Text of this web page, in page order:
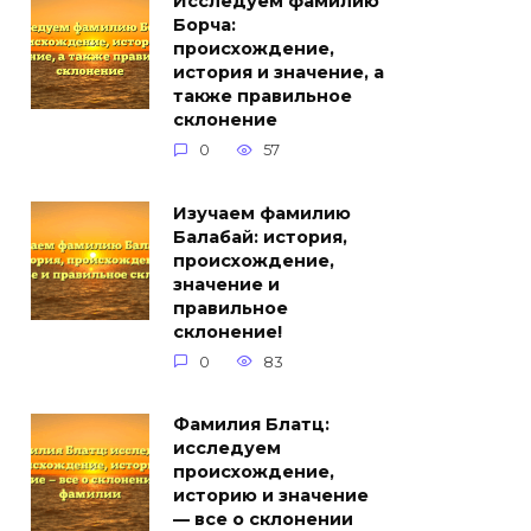
Борча:
происхождение,
история и значение, а
также правильное
склонение
0 57
Изучаем фамилию
Балабай: история,
происхождение,
значение и
правильное
склонение!
0 83
Фамилия Блатц:
исследуем
происхождение,
историю и значение
— все о склонении